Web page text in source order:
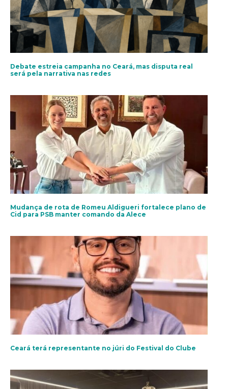
Debate estreia campanha no Ceará, mas disputa real
será pela narrativa nas redes
Mudança de rota de Romeu Aldigueri fortalece plano de
Cid para PSB manter comando da Alece
Ceará terá representante no júri do Festival do Clube